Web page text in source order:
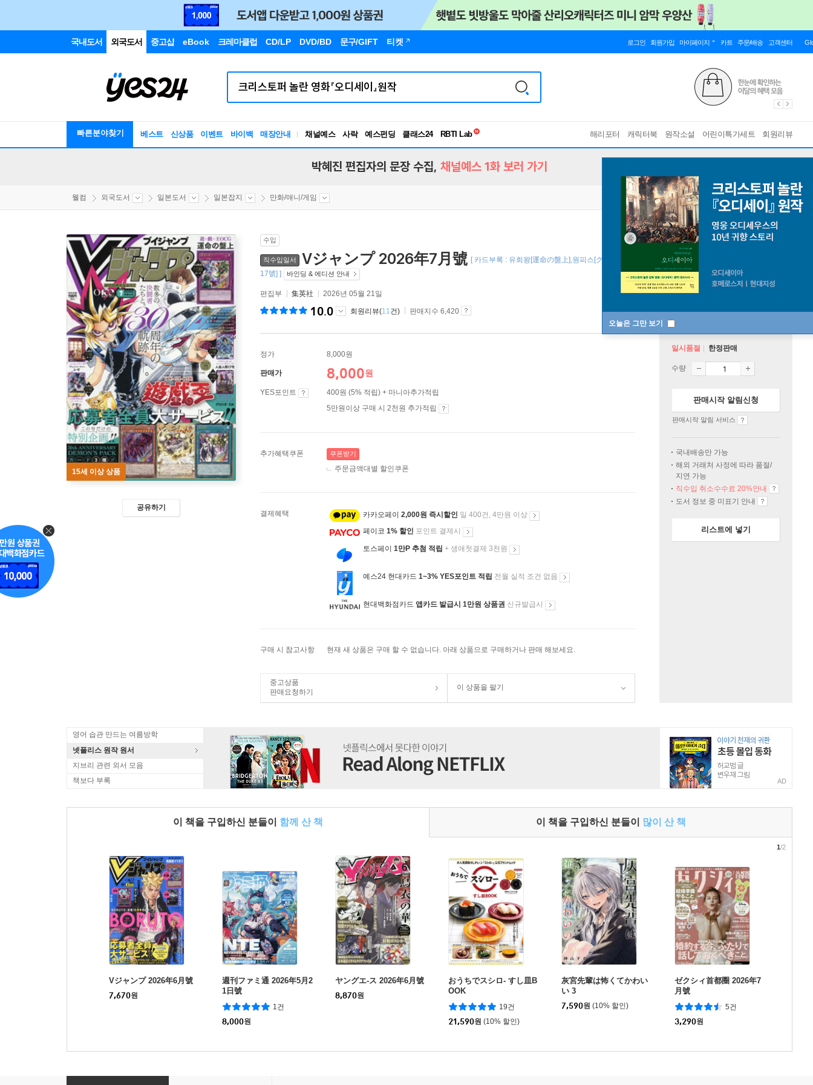
국내도서 외국도서 중고샵 eBook 크레마클럽 CD/LP DVD/BD 문구/GIFT 티켓 로그인 회원가입 마이페이지 카트 주문/배송 고객센터
빠른분야찾기 베스트 신상품 이벤트 바이백 매장안내 채널예스 사락 예스펀딩 클래스24
독서유형검사
해리포터 캐릭터북 원작소설 어린이특가세트 회원리뷰
오늘은 그만 보기
박혜진 편집자의 문장 수집, 채널예스 1화 보러 가기
웰컴 외국도서 일본도서 일본잡지 만화/애니/게임
15세 이상 상품
공유하기
수입
직수입일서 Vジャンプ 2026年7月號 [ 카드부록 : 유희왕[運命の盤上],원피스[クザン],유니온아레나[레제],드래곤볼[グロリオDA][人造人間
17號] ]
바인딩 & 에디션 안내
편집부 集英社 2026년 05월 21일
10.0 회원리뷰(11건) 판매지수 6,420
정가 8,000원
판매가 8,000원
YES포인트
400원 (5% 적립) + 마니아추가적립
5만원이상 구매 시 2천원 추가적립
추가혜택쿠폰 쿠폰받기
주문금액대별 할인쿠폰
결제혜택 카카오페이 2,000원 즉시할인 일 400건, 4만원 이상
페이코 1% 할인 포인트 결제시
토스페이 1만P 추첨 적립 + 생애첫결제 3천원
예스24 현대카드 1~3% YES포인트 적립 전월 실적 조건 없음
현대백화점카드 앱카드 발급시 1만원 상품권 신규발급시
구매 시 참고사항 현재 새 상품은 구매 할 수 없습니다. 아래 상품으로 구매하거나 판매 해보세요.
중고상품
판매요청하기
이 상품을 팔기
일시품절 한정판매
수량
판매시작 알림신청
판매시작 알림 서비스
국내배송만 가능
해외 거래처 사정에 따라 품절/
지연 가능
직수입 취소수수료 20%안내
도서 정보 중 미표기 안내
리스트에 넣기
영어 습관 만드는 여름방학
넷플리스 원작 원서
지브리 관련 외서 모음
책보다 부록
AD
이 책을 구입하신 분들이 함께 산 책 이 책을 구입하신 분들이 많이 산 책
Vジャンプ 2026年6月號
7,670원
週刊ファミ通 2026年5月2
1日號
1건
8,000원
ヤングエ-ス 2026年6月號
8,870원
おうちでスシロ- すし皿B
OOK
19건
21,590원 (10% 할인)
灰宮先輩は怖くてかわい
い 3
7,590원 (10% 할인)
ゼクシィ首都圈 2026年7
月號
5건
3,290원
1/2